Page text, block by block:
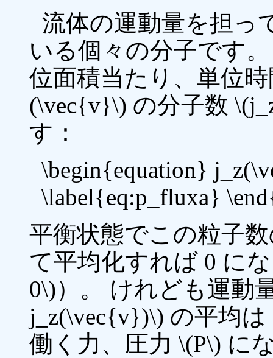
流体の運動量を担っ
いる個々の分子です
位面積当たり、単位
(\vec{v}\) の分子数
す：
\begin{equation}
\label{eq:p_fluxa}
平衡状態でこの粒子
て平均化すれば 0 に
0\)）。 けれども運動
j_z(\vec{v})\) の平均
働く力、圧力 \(P\) に